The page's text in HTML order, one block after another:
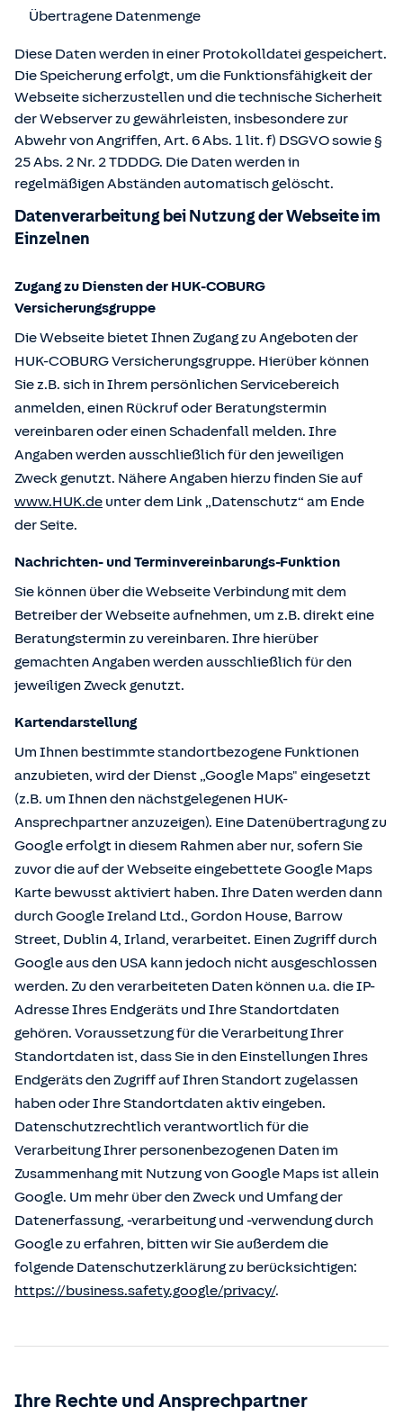
Übertragene Datenmenge
Diese Daten werden in einer Protokolldatei gespeichert.
Die Speicherung erfolgt, um die Funktionsfähigkeit der
Webseite sicherzustellen und die technische Sicherheit
der Webserver zu gewährleisten, insbesondere zur
Abwehr von Angriffen, Art. 6 Abs. 1 lit. f) DSGVO sowie §
25 Abs. 2 Nr. 2 TDDDG. Die Daten werden in
regelmäßigen Abständen automatisch gelöscht.
Datenverarbeitung bei Nutzung der Webseite im
Einzelnen
Zugang zu Diensten der HUK-COBURG
Versicherungsgruppe
Die Webseite bietet Ihnen Zugang zu Angeboten der
HUK-COBURG Versicherungsgruppe. Hierüber können
Sie z.B. sich in Ihrem persönlichen Servicebereich
anmelden, einen Rückruf oder Beratungstermin
vereinbaren oder einen Schadenfall melden. Ihre
Angaben werden ausschließlich für den jeweiligen
Zweck genutzt. Nähere Angaben hierzu finden Sie auf
www.HUK.de unter dem Link „Datenschutz“ am Ende
der Seite.
Nachrichten- und Terminvereinbarungs-Funktion
Sie können über die Webseite Verbindung mit dem
Betreiber der Webseite aufnehmen, um z.B. direkt eine
Beratungstermin zu vereinbaren. Ihre hierüber
gemachten Angaben werden ausschließlich für den
jeweiligen Zweck genutzt.
Kartendarstellung
Um Ihnen bestimmte standortbezogene Funktionen
anzubieten, wird der Dienst „Google Maps" eingesetzt
(z.B. um Ihnen den nächstgelegenen HUK-
Ansprechpartner anzuzeigen). Eine Datenübertragung zu
Google erfolgt in diesem Rahmen aber nur, sofern Sie
zuvor die auf der Webseite eingebettete Google Maps
Karte bewusst aktiviert haben. Ihre Daten werden dann
durch Google Ireland Ltd., Gordon House, Barrow
Street, Dublin 4, Irland, verarbeitet. Einen Zugriff durch
Google aus den USA kann jedoch nicht ausgeschlossen
werden. Zu den verarbeiteten Daten können u.a. die IP-
Adresse Ihres Endgeräts und Ihre Standortdaten
gehören. Voraussetzung für die Verarbeitung Ihrer
Standortdaten ist, dass Sie in den Einstellungen Ihres
Endgeräts den Zugriff auf Ihren Standort zugelassen
haben oder Ihre Standortdaten aktiv eingeben.
Datenschutzrechtlich verantwortlich für die
Verarbeitung Ihrer personenbezogenen Daten im
Zusammenhang mit Nutzung von Google Maps ist allein
Google. Um mehr über den Zweck und Umfang der
Datenerfassung, -verarbeitung und -verwendung durch
Google zu erfahren, bitten wir Sie außerdem die
folgende Datenschutzerklärung zu berücksichtigen:
https://business.safety.google/privacy/.
Ihre Rechte und Ansprechpartner